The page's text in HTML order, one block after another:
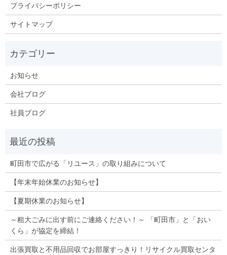
プライバシーポリシー
サイトマップ
お知らせ
会社ブログ
社員ブログ
町田市で広がる「リユース」の取り組みについて
【年末年始休業のお知らせ】
【夏期休業のお知らせ】
～粗大ごみに出す前にご連絡ください！～ 「町田市」と「おい
くら」が協定を締結！
出張買取と不用品回収でお部屋すっきり！リサイクル買取センタ